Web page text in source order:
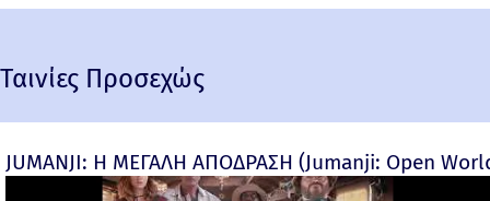
Ταινίες Προσεχώς
JUMANJI: Η ΜΕΓΑΛΗ ΑΠΟΔΡΑΣΗ (Jumanji: Open